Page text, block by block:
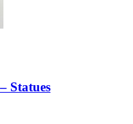
Statues